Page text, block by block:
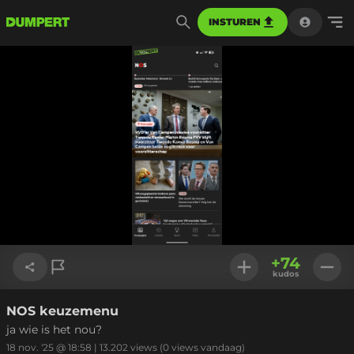
INSTUREN
Link kopiëren
+74
kudos
NOS keuzemenu
ja wie is het nou?
18 nov. '25 @ 18:58 | 13.202 views (0 views vandaag)